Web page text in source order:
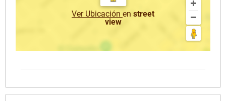
Ver Ubicación en street
view